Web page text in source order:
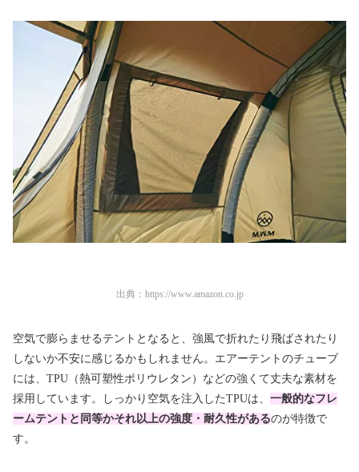
出典： https://www.amazon.co.jp
空気で膨らませるテントとなると、強風で折れたり飛ばされたり
しないか不安に感じるかもしれません。エアーテントのチューブ
には、TPU（熱可塑性ポリウレタン）などの強くて丈夫な素材を
採用しています。しっかり空気を注入したTPUは、 一般的なフレ
ームテントと同等かそれ以上の強度・耐久性があるのが特徴で
す。